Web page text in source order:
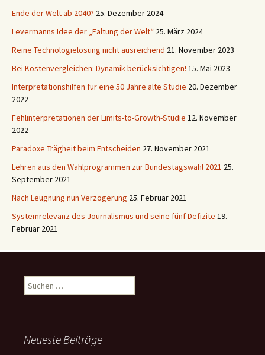
Ende der Welt ab 2040? 25. Dezember 2024
Levermanns Idee der „Faltung der Welt“ 25. März 2024
Reine Technologielösung nicht ausreichend 21. November 2023
Bei Kostenvergleichen: Dynamik berücksichtigen! 15. Mai 2023
Interpretationshilfen für eine 50 Jahre alte Studie 20. Dezember
2022
Fehlinterpretationen der Limits-to-Growth-Studie 12. November
2022
Paradoxe Trägheit beim Entscheiden 27. November 2021
Lehren aus den Wahlprogrammen zur Bundestagswahl 2021 25.
September 2021
Nach Leugnung nun Verzögerung 25. Februar 2021
Systemrelevanz des Journalismus und seine fünf Defizite 19.
Februar 2021
Suchen
nach:
Neueste Beiträge